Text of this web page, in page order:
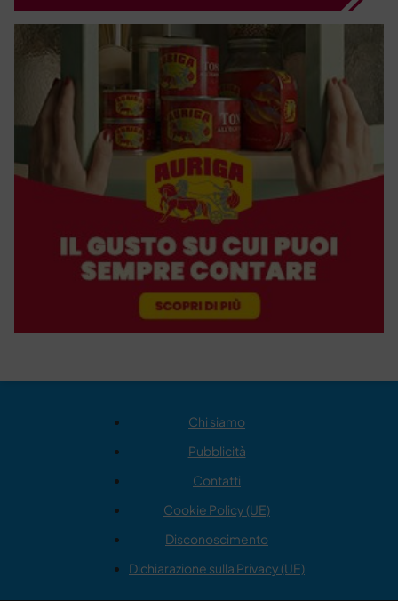
Chi siamo
Pubblicità
Contatti
Cookie Policy (UE)
Disconoscimento
Dichiarazione sulla Privacy (UE)